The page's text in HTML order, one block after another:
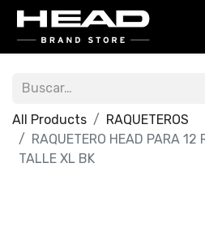
All Products
RAQUETEROS
RAQUETERO HEAD PARA 12
TALLE XL BK